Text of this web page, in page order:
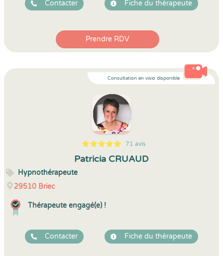
Contacter Fiche du thérapeute
Prendre RDV
Consultation en visio disponible
5
1
5
71 71 avis
Patricia CRUAUD
Hypnothérapeute
29510 Briec
Thérapeute engagé(e) !
Contacter Fiche du thérapeute